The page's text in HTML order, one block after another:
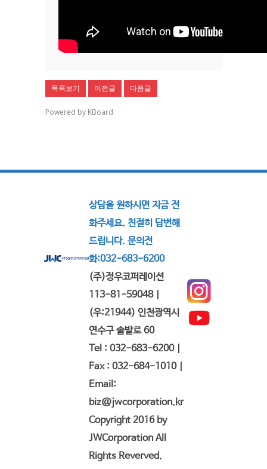
목록보기 이전글 다음글
Powered by KBoard
상담을 원하시면 지금 전
화주세요. 친절히 답변해
드립니다. 문의전
화:032-683-6200
(주)정우코퍼레이션
113-81-59048 |
(우:21944) 인천광역시
연수구 솔밭로 60
Tel : 032-683-6200 |
Fax : 032-684-1010 |
Email:
biz@jwcorporation.kr
Copyright 2016 by
JWCorporation All
Rights Reverved.